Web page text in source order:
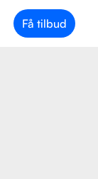
Få tilbud